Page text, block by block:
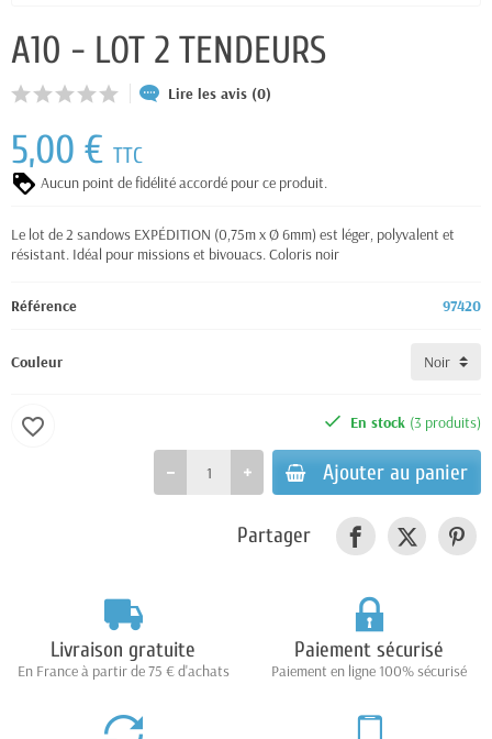
A10 - LOT 2 TENDEURS
Lire les avis (0)
5,00 € TTC
Aucun point de fidélité accordé pour ce produit.
Le lot de 2 sandows EXPÉDITION (0,75m x Ø 6mm) est léger, polyvalent et
résistant. Idéal pour missions et bivouacs. Coloris noir
Référence 97420
Couleur
En stock (3 produits)
Ajouter au panier
favorite_border
Partager
Livraison gratuite
En France à partir de 75 € d'achats
Paiement sécurisé
Paiement en ligne 100% sécurisé